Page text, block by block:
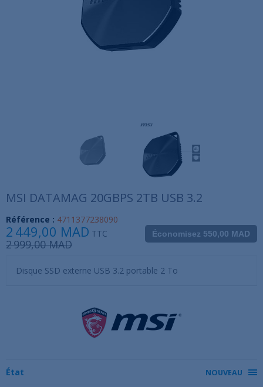
MSI DATAMAG 20GBPS 2TB USB 3.2
Référence : 4711377238090
Économisez 550,00 MAD
2 449,00 MAD TTC
2 999,00 MAD
Disque SSD externe USB 3.2 portable 2 To
État NOUVEAU